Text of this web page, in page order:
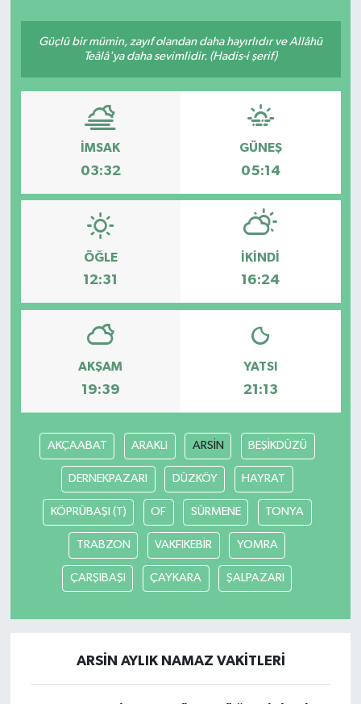
Güçlü bir mümin, zayıf olandan daha hayırlıdır ve Allâhü
Teâlâ'ya daha sevimlidir. (Hadis-i şerif)
İMSAK
03:32
GÜNEŞ
05:14
ÖĞLE
12:31
İKINDI
16:24
AKŞAM
19:39
YATSI
21:13
AKÇAABAT ARAKLI ARSİN BEŞİKDÜZÜ
DERNEKPAZARI DÜZKÖY HAYRAT
KÖPRÜBAŞI (T) OF SÜRMENE TONYA
TRABZON VAKFIKEBİR YOMRA
ÇARŞIBAŞI ÇAYKARA ŞALPAZARI
ARSİN AYLIK NAMAZ VAKITLERI